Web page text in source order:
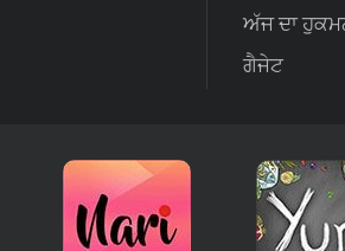
ਅੱਜ ਦਾ
ਗੈਜੇਟ